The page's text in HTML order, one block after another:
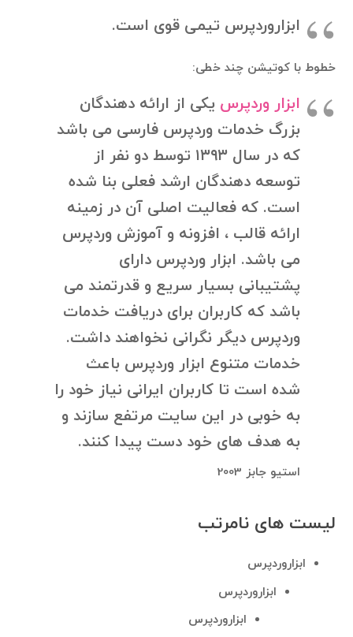
ابزاروردپرس تیمی قوی است.
خطوط با کوتیشن چند خطی:
ابزار وردپرس یکی از ارائه دهندگان
بزرگ خدمات وردپرس فارسی می باشد
که در سال ۱۳۹۳ توسط دو نفر از
توسعه دهندگان ارشد فعلی بنا شده
است. که فعالیت اصلی آن در زمینه
ارائه قالب ، افزونه و آموزش وردپرس
می باشد. ابزار وردپرس دارای
پشتیبانی بسیار سریع و قدرتمند می
باشد که کاربران برای دریافت خدمات
وردپرس دیگر نگرانی نخواهند داشت.
خدمات متنوع ابزار وردپرس باعث
شده است تا کاربران ایرانی نیاز خود را
به خوبی در این سایت مرتفع سازند و
به هدف های خود دست پیدا کنند.
استیو جابز 2003
لیست های نامرتب
ابزاروردپرس
ابزاروردپرس
ابزاروردپرس